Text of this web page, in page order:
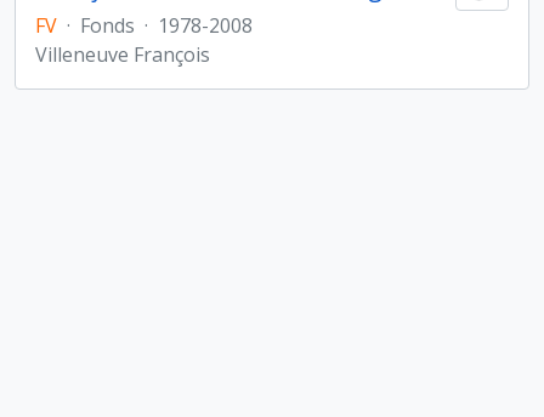
FV · Fonds · 1978-2008
Villeneuve François